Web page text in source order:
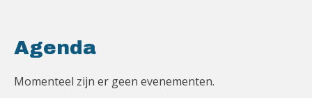
Agenda
Momenteel zijn er geen evenementen.